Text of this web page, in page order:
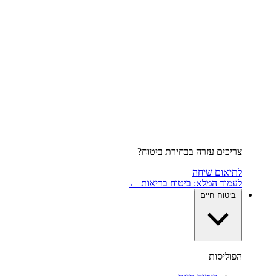
צריכים עזרה בבחירת ביטוח?
לתיאום שיחה
לעמוד המלא: ביטוח בריאות ←
ביטוח חיים
הפוליסות